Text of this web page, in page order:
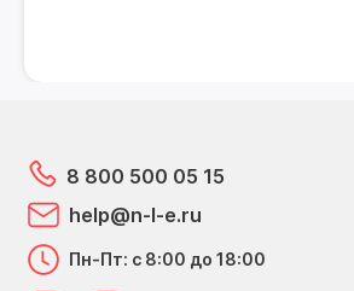
8 800 500 05 15
help@n-l-e.ru
Пн-Пт: с 8:00 до 18:00